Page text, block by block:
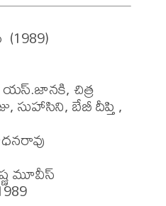
చిత్ర
సుహాసిని, బేబీ దీప్తి ,
మూవీస్